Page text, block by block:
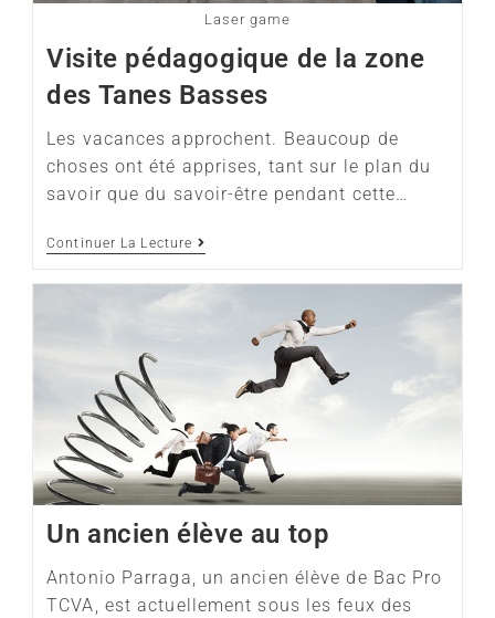
Laser game
Visite pédagogique de la zone
des Tanes Basses
Les vacances approchent. Beaucoup de
choses ont été apprises, tant sur le plan du
savoir que du savoir-être pendant cette…
Continuer La Lecture
Un ancien élève au top
Antonio Parraga, un ancien élève de Bac Pro
TCVA, est actuellement sous les feux des